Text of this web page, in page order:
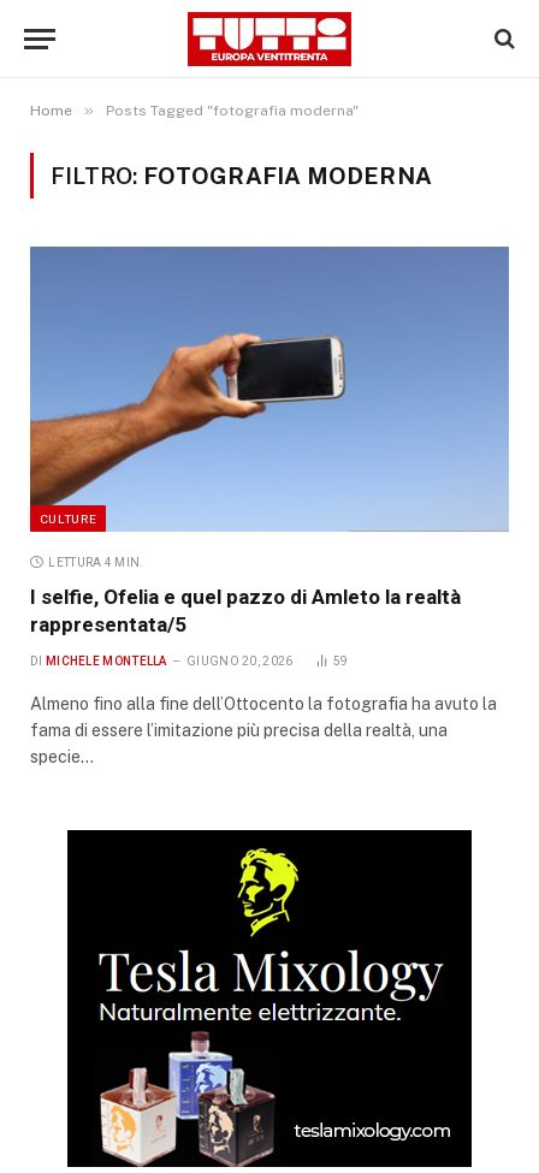
Home » Posts Tagged "fotografia moderna"
FILTRO: FOTOGRAFIA MODERNA
CULTURE
LETTURA 4 MIN.
I selfie, Ofelia e quel pazzo di Amleto la realtà
rappresentata/5
DI MICHELE MONTELLA GIUGNO 20, 2026 59
Almeno fino alla fine dell’Ottocento la fotografia ha avuto la
fama di essere l’imitazione più precisa della realtà, una
specie…